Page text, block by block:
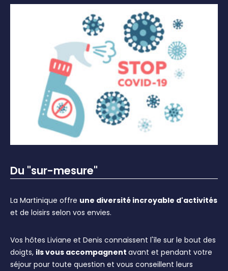
Du "sur-mesure"
La Martinique offre une diversité incroyable d'activités
et de loisirs selon vos envies.
Vos hôtes Liviane et Denis connaissent l'île sur le bout des
doigts, ils vous accompagnent avant et pendant votre
séjour pour toute question et vous conseillent leurs